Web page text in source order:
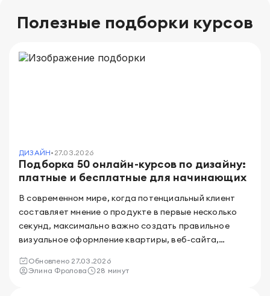
Полезные подборки курсов
ДИЗАЙН• 27.03.2026
Подборка 50 онлайн-курсов по дизайну:
платные и бесплатные для начинающих
В современном мире, когда потенциальный клиент
составляет мнение о продукте в первые несколько
секунд, максимально важно создать правильное
визуальное оформление квартиры, веб-сайта,
бесконечно. Именно по этой причине дизайнеры
Обновлено 27.03.2026
Элина Фролова
28 минут